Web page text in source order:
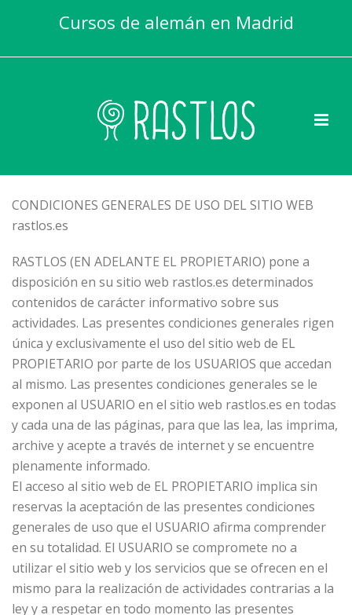
Cursos de alemán en Madrid
CONDICIONES GENERALES DE USO DEL SITIO WEB
rastlos.es
RASTLOS (EN ADELANTE EL PROPIETARIO) pone a
disposición en su sitio web rastlos.es determinados
contenidos de carácter informativo sobre sus
actividades. Las presentes condiciones generales rigen
única y exclusivamente el uso del sitio web de EL
PROPIETARIO por parte de los USUARIOS que accedan
al mismo. Las presentes condiciones generales se le
exponen al USUARIO en el sitio web rastlos.es en todas
y cada una de las páginas, para que las lea, las imprima,
archive y acepte a través de internet y se encuentre
plenamente informado.
El acceso al sitio web de EL PROPIETARIO implica sin
reservas la aceptación de las presentes condiciones
generales de uso que el USUARIO afirma comprender
en su totalidad. El USUARIO se compromete no a
utilizar el sitio web y los servicios que se ofrecen en el
mismo para la realización de actividades contrarias a la
ley y a respetar en todo momento las presentes